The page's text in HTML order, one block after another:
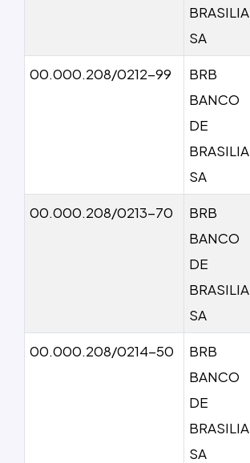
BRASILIA
SA
00.000.208/0212-99
BRB
BANCO
DE
BRASILIA
SA
00.000.208/0213-70
BRB
BANCO
DE
BRASILIA
SA
00.000.208/0214-50
BRB
BANCO
DE
BRASILIA
SA